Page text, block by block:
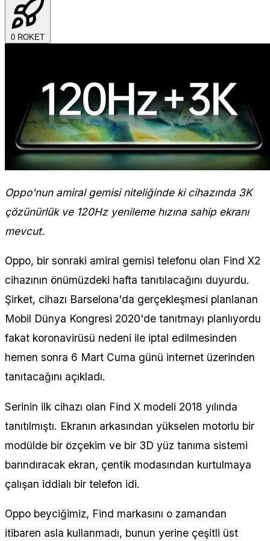
0 ROKET
Oppo'nun amiral gemisi niteliğinde ki cihazında 3K
çözünürlük ve 120Hz yenileme hızına sahip ekranı
mevcut.
Oppo, bir sonraki amiral gemisi telefonu olan Find X2
cihazının önümüzdeki hafta tanıtılacağını duyurdu.
Şirket, cihazı Barselona'da gerçekleşmesi planlanan
Mobil Dünya Kongresi 2020'de tanıtmayı planlıyordu
fakat koronavirüsü nedeni ile iptal edilmesinden
hemen sonra 6 Mart Cuma günü internet üzerinden
tanıtacağını açıkladı.
Serinin ilk cihazı olan Find X modeli 2018 yılında
tanıtılmıştı. Ekranın arkasından yükselen motorlu bir
modülde bir özçekim ve bir 3D yüz tanıma sistemi
barındıracak ekran, çentik modasından kurtulmaya
çalışan iddialı bir telefon idi.
Oppo beyciğimiz, Find markasını o zamandan
itibaren asla kullanmadı, bunun yerine çeşitli üst